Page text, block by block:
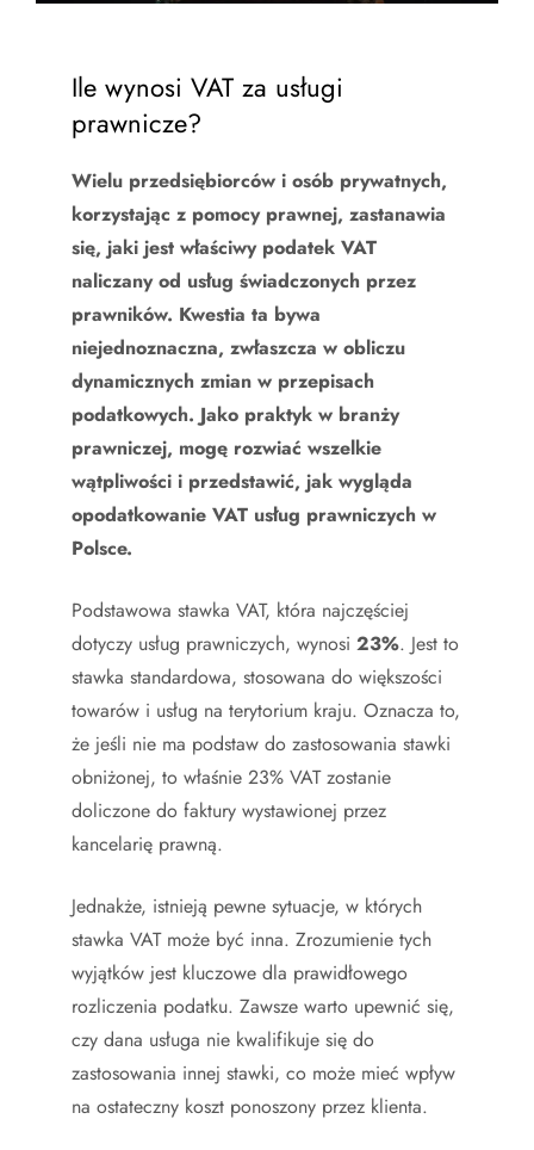
Ile wynosi VAT za usługi
prawnicze?
Wielu przedsiębiorców i osób prywatnych,
korzystając z pomocy prawnej, zastanawia
się, jaki jest właściwy podatek VAT
naliczany od usług świadczonych przez
prawników. Kwestia ta bywa
niejednoznaczna, zwłaszcza w obliczu
dynamicznych zmian w przepisach
podatkowych. Jako praktyk w branży
prawniczej, mogę rozwiać wszelkie
wątpliwości i przedstawić, jak wygląda
opodatkowanie VAT usług prawniczych w
Polsce.
Podstawowa stawka VAT, która najczęściej
dotyczy usług prawniczych, wynosi 23%. Jest to
stawka standardowa, stosowana do większości
towarów i usług na terytorium kraju. Oznacza to,
że jeśli nie ma podstaw do zastosowania stawki
obniżonej, to właśnie 23% VAT zostanie
doliczone do faktury wystawionej przez
kancelarię prawną.
Jednakże, istnieją pewne sytuacje, w których
stawka VAT może być inna. Zrozumienie tych
wyjątków jest kluczowe dla prawidłowego
rozliczenia podatku. Zawsze warto upewnić się,
czy dana usługa nie kwalifikuje się do
zastosowania innej stawki, co może mieć wpływ
na ostateczny koszt ponoszony przez klienta.